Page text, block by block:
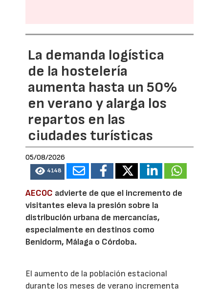
La demanda logística
de la hostelería
aumenta hasta un 50%
en verano y alarga los
repartos en las
ciudades turísticas
05/08/2026
4148
AECOC advierte de que el incremento de
visitantes eleva la presión sobre la
distribución urbana de mercancías,
especialmente en destinos como
Benidorm, Málaga o Córdoba.
El aumento de la población estacional
durante los meses de verano incrementa